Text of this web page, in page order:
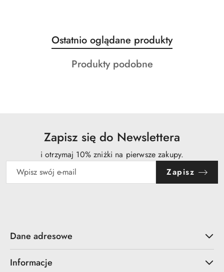
Pomiń karuzelę produktów
Produkty
o
statusie:
Ostatnio oglądane produkty
Produkty
Produkty podobne
Zapisz się do Newslettera
i otrzymaj 10% zniżki na pierwsze zakupy.
Zapisz
Dane adresowe
Informacje